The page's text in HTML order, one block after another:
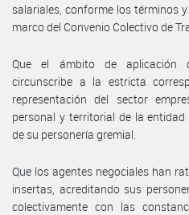
salariales, conforme los términos
marco del Convenio Colectivo de
Que el ámbito de aplicación
circunscribe a la estricta
representación del sector
personal y territorial de la
de su personería gremial.
Que los agentes negociales han
insertas, acreditando sus
colectivamente con las